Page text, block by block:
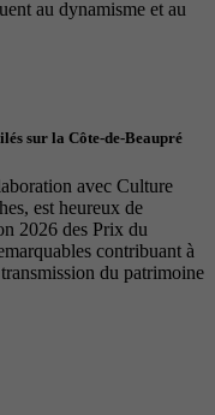
au dynamisme et au
sur la Côte-de-Beaupré
avec Culture
est heureux de
2026 des Prix du
contribuant à
du patrimoine